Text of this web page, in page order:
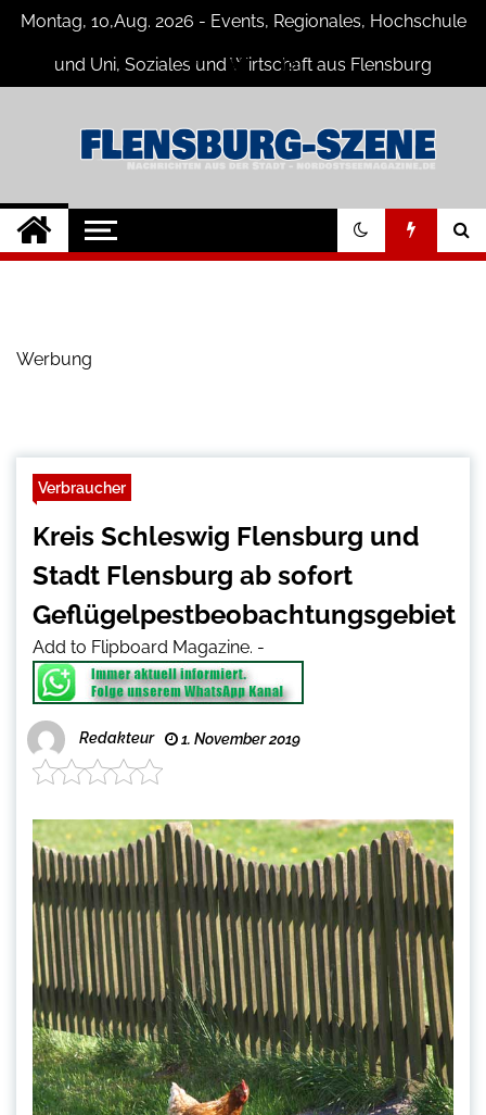
Skip
content
Montag, 10,Aug. 2026 - Events, Regionales, Hochschule
und Uni, Soziales und Wirtschaft aus Flensburg
Flensburg-Szene
Nachrichten
Nachrichten für Flensburg und
Umgebung
Werbung
Verbraucher
Kreis Schleswig Flensburg und
Stadt Flensburg ab sofort
Geflügelpestbeobachtungsgebiet
Add to Flipboard Magazine. -
Redakteur 1. November 2019